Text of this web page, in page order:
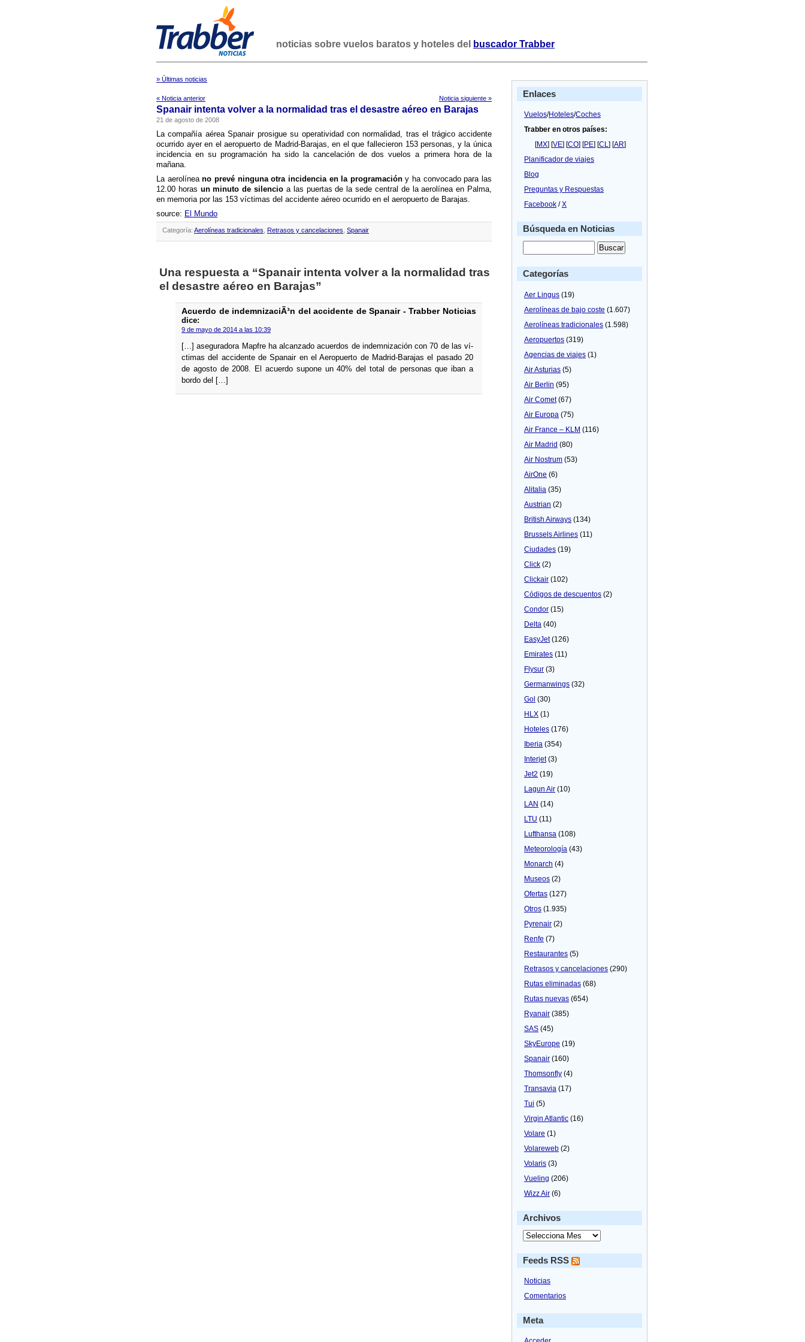
noticias sobre vuelos baratos y hoteles del buscador Trabber
» Últimas noticias
« Noticia anterior Noticia siguiente »
Spanair intenta volver a la normalidad tras el desastre aéreo en Barajas
21 de agosto de 2008
La compañí­a aérea Spanair prosigue su operatividad con normalidad, tras el trágico accidente
ocurrido ayer en el aeropuerto de Madrid-Barajas, en el que fallecieron 153 personas, y la única
incidencia en su programación ha sido la cancelación de dos vuelos a primera hora de la
mañana.
La aerolí­neano prevé ninguna otra incidencia en la programacióny ha convocado para las
12.00 horas un minuto de silencio a las puertas de la sede central de la aerolí­nea en Palma,
en memoria por las 153 ví­ctimas del accidente aéreo ocurrido en el aeropuerto de Barajas.
source: El Mundo
Categoría: Aerolíneas tradicionales Retrasos y cancelaciones Spanair
Una respuesta a “Spanair intenta volver a la normalidad tras
el desastre aéreo en Barajas”
Acuerdo de indemnizaciÃ³n del accidente de Spanair - Trabber Noticias
dice:
9 de mayo de 2014 a las 10:39
[…] aseguradora Mapfre ha alcanzado acuerdos de indemnización con 70 de las ví­
ctimas del accidente de Spanair en el Aeropuerto de Madrid-Barajas el pasado 20
de agosto de 2008. El acuerdo supone un 40% del total de personas que iban a
bordo del […]
Enlaces
Vuelos/Hoteles/Coches
Trabber en otros países:
[MX] [VE] [CO] [PE] [CL] [AR]
Planificador de viajes
Blog
Preguntas y Respuestas
Facebook /X
Búsqueda en Noticias
Categorías
Aer Lingus (19)
Aerolíneas de bajo coste (1.607)
Aerolíneas tradicionales (1.598)
Aeropuertos (319)
Agencias de viajes (1)
Air Asturias (5)
Air Berlin (95)
Air Comet(67)
Air Europa (75)
Air France – KLM (116)
Air Madrid (80)
Air Nostrum (53)
AirOne (6)
Alitalia (35)
Austrian (2)
British Airways (134)
Brussels Airlines (11)
Ciudades (19)
Click (2)
Clickair (102)
Códigos de descuentos (2)
Condor (15)
Delta (40)
EasyJet(126)
Emirates (11)
Flysur (3)
Germanwings (32)
Gol (30)
HLX (1)
Hoteles (176)
Iberia (354)
Interjet(3)
Jet2 (19)
Lagun Air (10)
LAN (14)
LTU (11)
Lufthansa (108)
Meteorologí­a (43)
Monarch (4)
Museos (2)
Ofertas (127)
Otros (1.935)
Pyrenair (2)
Renfe (7)
Restaurantes (5)
Retrasos y cancelaciones (290)
Rutas eliminadas (68)
Rutas nuevas (654)
Ryanair (385)
SAS (45)
SkyEurope (19)
Spanair (160)
Thomsonfly (4)
Transavia (17)
Tui (5)
Virgin Atlantic (16)
Volare (1)
Volareweb (2)
Volaris (3)
Vueling (206)
Wizz Air (6)
Archivos
Feeds RSS
Noticias
Comentarios
Meta